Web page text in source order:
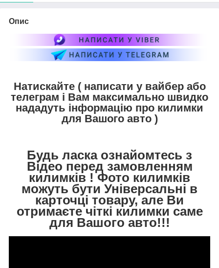
Опис
Натискайте ( написати у вайбер або
телеграм і Вам максимально швидко
нададуть інформацію про килимки
для Вашого авто )
Будь ласка ознайомтесь з
Відео перед замовленням
килимків ! Фото килимків
можуть бути Універсальні в
карточці товару, але Ви
отримаєте чіткі килимки саме
для Вашого авто!!!